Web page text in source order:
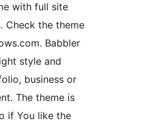
with full site
Check the theme
Babbler
style and
business or
The theme is
if You like the